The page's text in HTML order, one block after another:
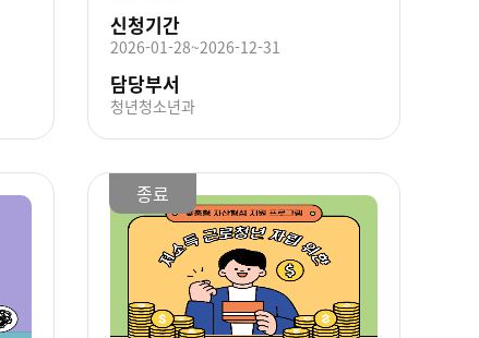
신청기간
2026-01-28~2026-12-31
담당부서
청년청소년과
종료